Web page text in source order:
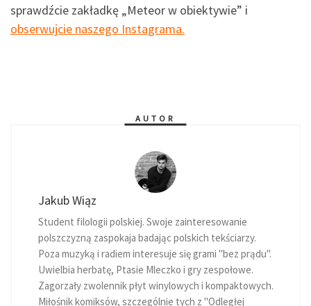
sprawdźcie zakładkę „Meteor w obiektywie” i
obserwujcie naszego Instagrama.
AUTOR
Jakub Wiąz
Student filologii polskiej. Swoje zainteresowanie
polszczyzną zaspokaja badając polskich tekściarzy.
Poza muzyką i radiem interesuje się grami "bez prądu".
Uwielbia herbatę, Ptasie Mleczko i gry zespołowe.
Zagorzały zwolennik płyt winylowych i kompaktowych.
Miłośnik komiksów, szczególnie tych z "Odległej